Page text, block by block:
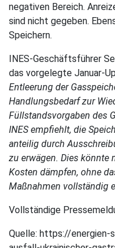
negativen Bereich.
sind nicht gegeben.
Speichern.
INES-Geschäftsführer
das vorgelegte Januar-
Entleerung der
Handlungsbedarf zur
Füllstandsvorgaben des
INES empfiehlt, die
anteilig durch
zu erwägen. Dies könnte
Kosten dämpfen, ohne
Maßnahmen vollständig
Vollständige
Quelle: https://